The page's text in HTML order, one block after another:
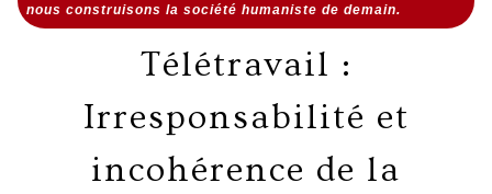
nous construisons la société humaniste de demain.
Télétravail :
Irresponsabilité et
incohérence de la